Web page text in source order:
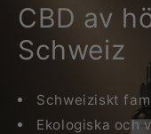
CBD av
Schweiz
Schweiziskt
Ekologiska och